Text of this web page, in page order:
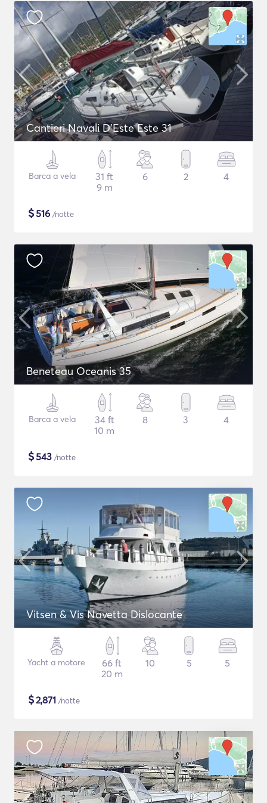
Cantieri Navali D'Este Este 31
Barca a vela
31 ft
9 m
6 2 4
$516 /notte
Beneteau Oceanis 35
Barca a vela
34 ft
10 m
8 3 4
$543 /notte
Vitsen & Vis Navetta Dislocante
Yacht a motore
66 ft
20 m
10 5 5
$2,871 /notte